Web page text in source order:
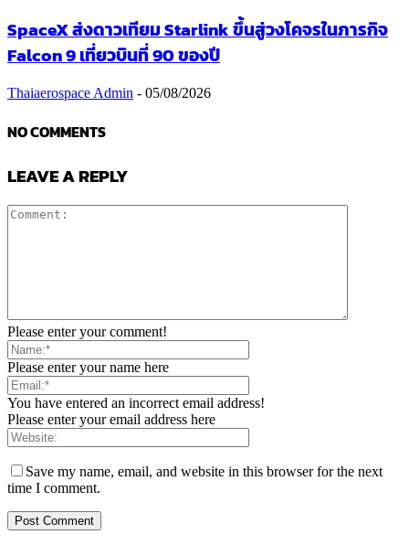
SpaceX ส่งดาวเทียม Starlink ขึ้นสู่วงโคจรในภารกิจ
Falcon 9 เที่ยวบินที่ 90 ของปี
Thaiaerospace Admin - 05/08/2026
NO COMMENTS
LEAVE A REPLY
Please enter your comment!
Please enter your name here
You have entered an incorrect email address!
Please enter your email address here
Save my name, email, and website in this browser for the next
time I comment.